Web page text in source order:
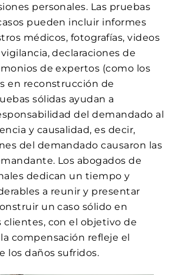
personales. Las pruebas
pueden incluir informes
médicos, fotografías, videos
declaraciones de
de expertos (como los
en reconstrucción de
sólidas ayudan a
del demandado al
y causalidad, es decir,
del demandado causaron las
Los abogados de
dedican un tiempo y
a reunir y presentar
un caso sólido en
clientes, con el objetivo de
compensación refleje el
los daños sufridos.